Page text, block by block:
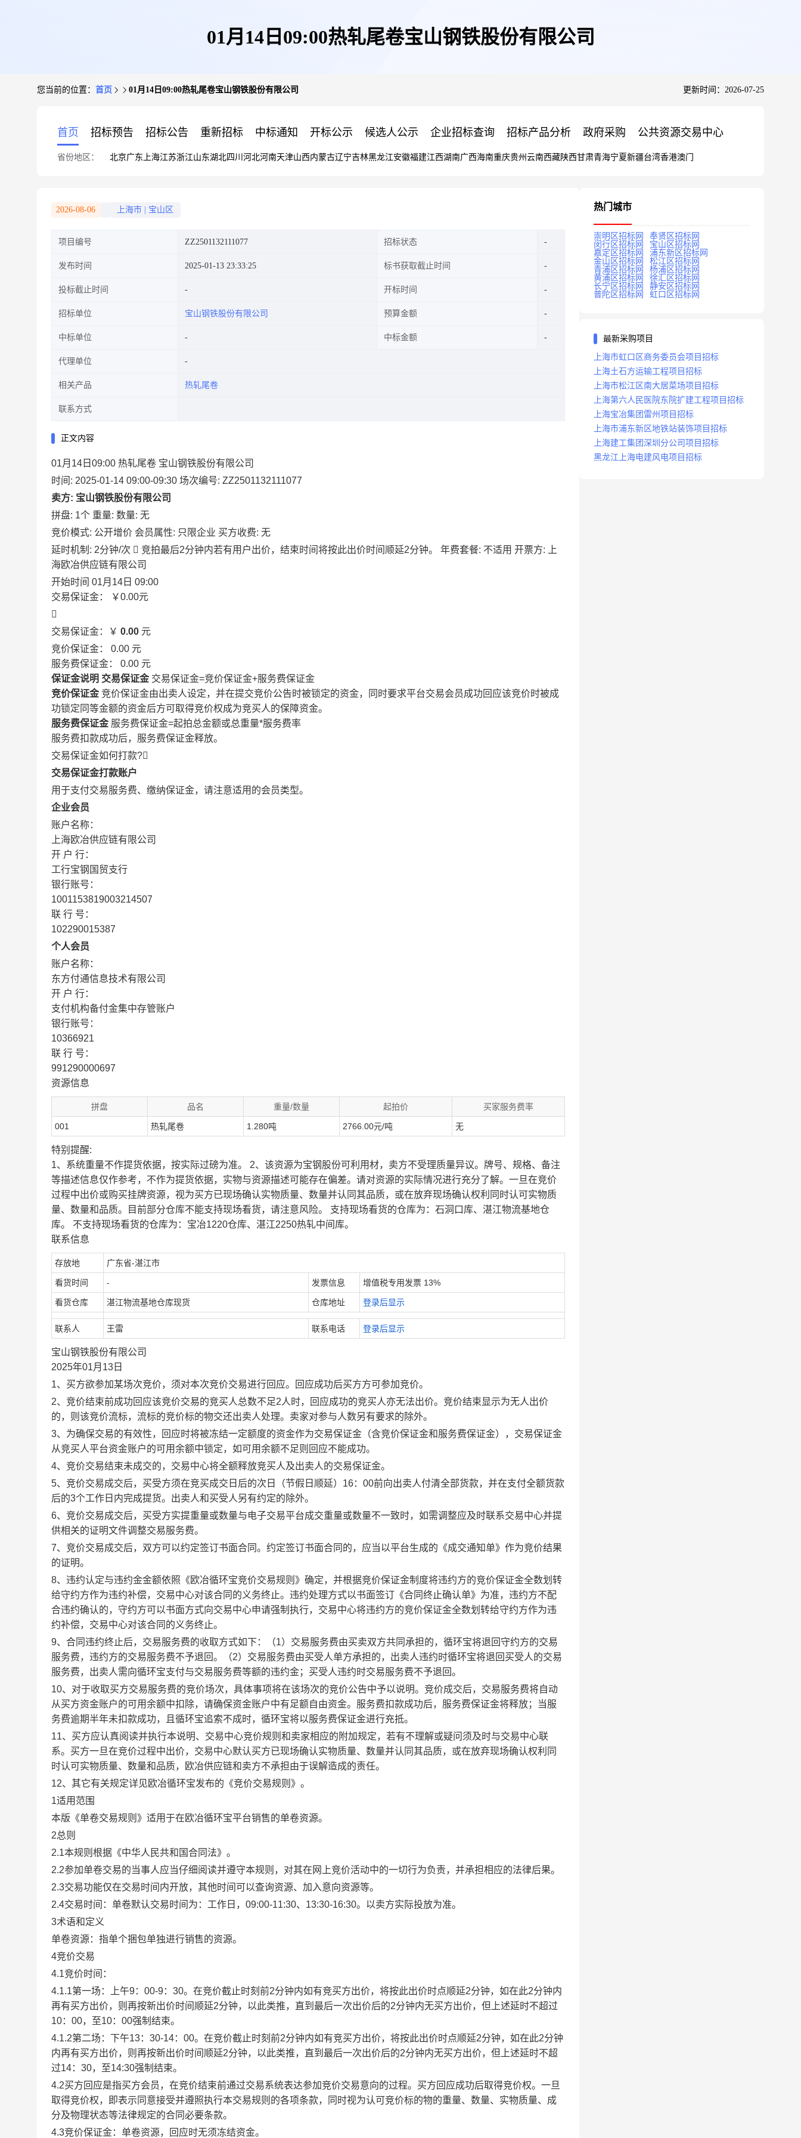
01月14日09:00热轧尾卷宝山钢铁股份有限公司
您当前的位置： 首页 01月14日09:00热轧尾卷宝山钢铁股份有限公司 更新时间：2026-07-25
首页 招标预告 招标公告 重新招标 中标通知 开标公示 候选人公示 企业招标查询 招标产品分析 政府采购 公共资源交易中心
省份地区： 北京广东 上海江苏浙江山东湖北四川 河北河南天津山西内蒙古辽宁吉林黑龙江安徽福建江西湖南广西海南重庆贵州 云南西藏陕西甘肃青海宁夏新疆台湾香港澳门
2026-08-06 上海市 宝山区
项目编号 ZZ2501132111077 招标状态
发布时间 2025-01-13 23:33:25 标书获取截止时间
投标截止时间 开标时间
招标单位 宝山钢铁股份有限公司 预算金额
中标单位 中标金额
代理单位
相关产品 热轧尾卷
联系方式
正文内容
01月14日09:00 热轧尾卷 宝山钢铁股份有限公司
时间: 2025-01-14 09:00-09:30 场次编号: ZZ2501132111077
卖方: 宝山钢铁股份有限公司
拼盘: 1个 重量: 数量: 无
竞价模式: 公开增价 会员属性: 只限企业 买方收费: 无
延时机制: 2分钟/次  竞拍最后2分钟内若有用户出价，结束时间将按此出价时间顺延2分钟。 年费套餐: 不适用 开票方: 上
海欧冶供应链有限公司
开始时间 01月14日 09:00
交易保证金：
￥0.00元

交易保证金：￥ 0.00 元
竞价保证金： 0.00 元
服务费保证金： 0.00 元
保证金说明 交易保证金 交易保证金=竞价保证金+服务费保证金
竞价保证金 竞价保证金由出卖人设定，并在提交竞价公告时被锁定的资金，同时要求平台交易会员成功回应该竞价时被成
功锁定同等金额的资金后方可取得竞价权成为竞买人的保障资金。
服务费保证金 服务费保证金=起拍总金额或总重量*服务费率
服务费扣款成功后，服务费保证金释放。
交易保证金如何打款?
交易保证金打款账户
用于支付交易服务费、缴纳保证金，请注意适用的会员类型。
企业会员
账户名称：
上海欧冶供应链有限公司
开 户 行：
工行宝钢国贸支行
银行账号：
1001153819003214507
联 行 号：
102290015387
个人会员
账户名称：
东方付通信息技术有限公司
开 户 行：
支付机构备付金集中存管账户
银行账号：
10366921
联 行 号：
991290000697
资源信息
拼盘 品名 重量/数量 起拍价 买家服务费率
001 热轧尾卷 1.280吨 2766.00元/吨 无
特别提醒:
1、系统重量不作提货依据，按实际过磅为准。 2、该资源为宝钢股份可利用材，卖方不受理质量异议。牌号、规格、备注
等描述信息仅作参考，不作为提货依据，实物与资源描述可能存在偏差。请对资源的实际情况进行充分了解。一旦在竞价
过程中出价或购买挂牌资源，视为买方已现场确认实物质量、数量并认同其品质，或在放弃现场确认权利同时认可实物质
量、数量和品质。目前部分仓库不能支持现场看货，请注意风险。 支持现场看货的仓库为：石洞口库、湛江物流基地仓
库。 不支持现场看货的仓库为：宝冶1220仓库、湛江2250热轧中间库。
联系信息
存放地 广东省-湛江市
看货时间 - 发票信息 增值税专用发票 13%
看货仓库 湛江物流基地仓库现货 仓库地址 登录后显示
联系人 王雷 联系电话 登录后显示
宝山钢铁股份有限公司
2025年01月13日
1、买方欲参加某场次竞价，须对本次竞价交易进行回应。回应成功后买方方可参加竞价。
2、竞价结束前成功回应该竞价交易的竞买人总数不足2人时，回应成功的竞买人亦无法出价。竞价结束显示为无人出价
的，则该竞价流标，流标的竞价标的物交还出卖人处理。卖家对参与人数另有要求的除外。
3、为确保交易的有效性，回应时将被冻结一定额度的资金作为交易保证金（含竞价保证金和服务费保证金），交易保证金
从竞买人平台资金账户的可用余额中锁定，如可用余额不足则回应不能成功。
4、竞价交易结束未成交的，交易中心将全额释放竞买人及出卖人的交易保证金。
5、竞价交易成交后，买受方须在竞买成交日后的次日（节假日顺延）16：00前向出卖人付清全部货款，并在支付全额货款
后的3个工作日内完成提货。出卖人和买受人另有约定的除外。
6、竞价交易成交后，买受方实提重量或数量与电子交易平台成交重量或数量不一致时，如需调整应及时联系交易中心并提
供相关的证明文件调整交易服务费。
7、竞价交易成交后，双方可以约定签订书面合同。约定签订书面合同的，应当以平台生成的《成交通知单》作为竞价结果
的证明。
8、违约认定与违约金金额依照《欧冶循环宝竞价交易规则》确定，并根据竞价保证金制度将违约方的竞价保证金全数划转
给守约方作为违约补偿，交易中心对该合同的义务终止。违约处理方式以书面签订《合同终止确认单》为准，违约方不配
合违约确认的，守约方可以书面方式向交易中心申请强制执行，交易中心将违约方的竞价保证金全数划转给守约方作为违
约补偿，交易中心对该合同的义务终止。
9、合同违约终止后，交易服务费的收取方式如下：（1）交易服务费由买卖双方共同承担的，循环宝将退回守约方的交易
服务费，违约方的交易服务费不予退回。（2）交易服务费由买受人单方承担的，出卖人违约时循环宝将退回买受人的交易
服务费，出卖人需向循环宝支付与交易服务费等额的违约金；买受人违约时交易服务费不予退回。
10、对于收取买方交易服务费的竞价场次，具体事项将在该场次的竞价公告中予以说明。竞价成交后，交易服务费将自动
从买方资金账户的可用余额中扣除，请确保资金账户中有足额自由资金。服务费扣款成功后，服务费保证金将释放；当服
务费逾期半年未扣款成功，且循环宝追索不成时，循环宝将以服务费保证金进行充抵。
11、买方应认真阅读并执行本说明、交易中心竞价规则和卖家相应的附加规定，若有不理解或疑问须及时与交易中心联
系。买方一旦在竞价过程中出价，交易中心默认买方已现场确认实物质量、数量并认同其品质，或在放弃现场确认权利同
时认可实物质量、数量和品质，欧冶供应链和卖方不承担由于误解造成的责任。
12、其它有关规定详见欧冶循环宝发布的《竞价交易规则》。
1适用范围
本版《单卷交易规则》适用于在欧冶循环宝平台销售的单卷资源。
2总则
2.1本规则根据《中华人民共和国合同法》。
2.2参加单卷交易的当事人应当仔细阅读并遵守本规则，对其在网上竞价活动中的一切行为负责，并承担相应的法律后果。
2.3交易功能仅在交易时间内开放，其他时间可以查询资源、加入意向资源等。
2.4交易时间：单卷默认交易时间为：工作日，09:00-11:30、13:30-16:30。以卖方实际投放为准。
3术语和定义
单卷资源：指单个捆包单独进行销售的资源。
4竞价交易
4.1竞价时间：
4.1.1第一场：上午9：00-9：30。在竞价截止时刻前2分钟内如有竞买方出价，将按此出价时点顺延2分钟，如在此2分钟内
再有买方出价，则再按新出价时间顺延2分钟，以此类推，直到最后一次出价后的2分钟内无买方出价，但上述延时不超过
10：00，至10：00强制结束。
4.1.2第二场：下午13：30-14：00。在竞价截止时刻前2分钟内如有竞买方出价，将按此出价时点顺延2分钟，如在此2分钟
内再有买方出价，则再按新出价时间顺延2分钟，以此类推，直到最后一次出价后的2分钟内无买方出价，但上述延时不超
过14：30，至14:30强制结束。
4.2买方回应是指买方会员，在竞价结束前通过交易系统表达参加竞价交易意向的过程。买方回应成功后取得竞价权。一旦
取得竞价权，即表示同意接受并遵照执行本交易规则的各项条款，同时视为认可竞价标的物的重量、数量、实物质量、成
分及物理状态等法律规定的合同必要条款。
4.3竞价保证金：单卷资源，回应时无须冻结资金。
热门城市
崇明区招标网
奉贤区招标网
闵行区招标网
宝山区招标网
嘉定区招标网
浦东新区招标网
金山区招标网
松江区招标网
青浦区招标网
杨浦区招标网
黄浦区招标网
徐汇区招标网
长宁区招标网
静安区招标网
普陀区招标网
虹口区招标网
最新采购项目
上海市虹口区商务委员会项目招标
上海土石方运输工程项目招标
上海市松江区南大居菜场项目招标
上海第六人民医院东院扩建工程项目招标
上海宝冶集团雷州项目招标
上海市浦东新区地铁站装饰项目招标
上海建工集团深圳分公司项目招标
黑龙江上海电建风电项目招标